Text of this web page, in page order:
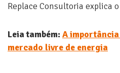
Replace Consultoria explica
Leia também:A
mercado livre de energia